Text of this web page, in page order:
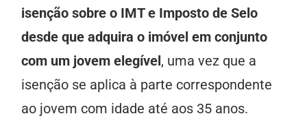
isenção sobre o IMT e Imposto de Selo
desde que adquira o imóvel em conjunto
com um jovem elegível, uma vez que a
isenção se aplica à parte correspondente
ao jovem com idade até aos 35 anos.